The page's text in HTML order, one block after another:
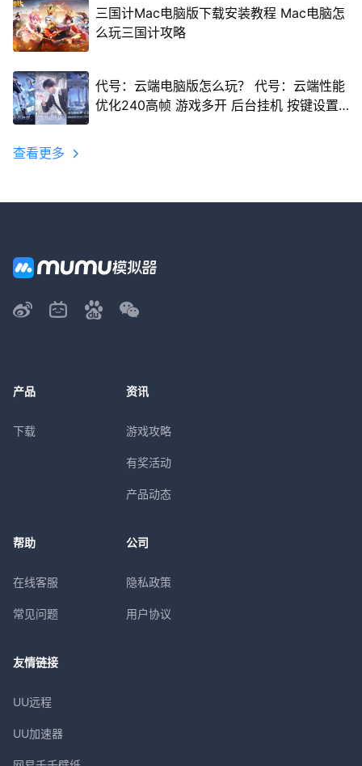
三国计Mac电脑版下载安装教程 Mac电脑怎
么玩三国计攻略
代号：云端电脑版怎么玩？ 代号：云端性能
优化240高帧 游戏多开 后台挂机 按键设置
查看更多
产品
下载
资讯
游戏攻略
有奖活动
产品动态
帮助
在线客服
常见问题
公司
隐私政策
用户协议
友情链接
UU远程
UU加速器